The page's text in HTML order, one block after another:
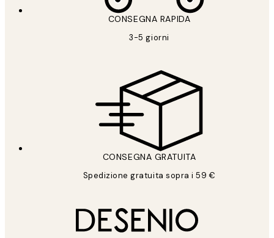
CONSEGNA RAPIDA
3-5 giorni
CONSEGNA GRATUITA
Spedizione gratuita sopra i 59 €